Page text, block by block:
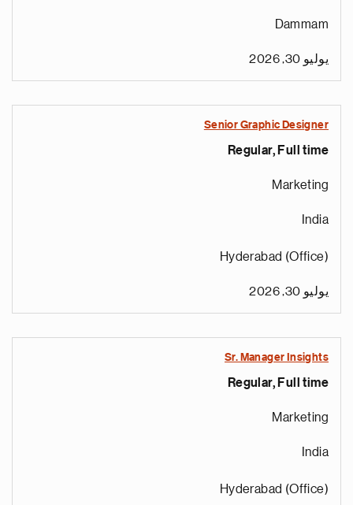
Dammam
يوليو 30, 2026
Senior Graphic Designer
Regular, Full time
Marketing
India
Hyderabad (Office)
يوليو 30, 2026
Sr. Manager Insights
Regular, Full time
Marketing
India
Hyderabad (Office)